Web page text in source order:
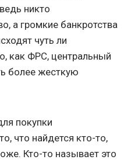
никто
а громкие банкротства
чуть ли
как ФРС, центральный
более жесткую
покупки
что найдется кто-то,
Кто-то называет это